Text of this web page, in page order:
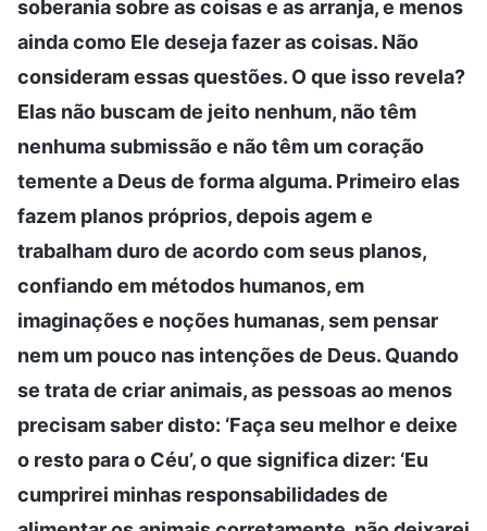
soberania sobre as coisas e as arranja, e menos
ainda como Ele deseja fazer as coisas. Não
consideram essas questões. O que isso revela?
Elas não buscam de jeito nenhum, não têm
nenhuma submissão e não têm um coração
temente a Deus de forma alguma. Primeiro elas
fazem planos próprios, depois agem e
trabalham duro de acordo com seus planos,
confiando em métodos humanos, em
imaginações e noções humanas, sem pensar
nem um pouco nas intenções de Deus. Quando
se trata de criar animais, as pessoas ao menos
precisam saber disto: ‘Faça seu melhor e deixe
o resto para o Céu’, o que significa dizer: ‘Eu
cumprirei minhas responsabilidades de